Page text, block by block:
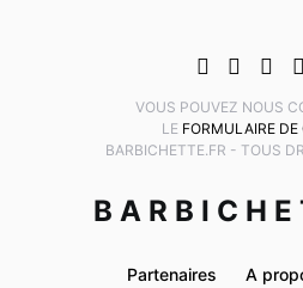
VOUS POUVEZ NOUS
LE FORMULAIRE
BARBICHETTE.FR - TOUS
Partenaires A